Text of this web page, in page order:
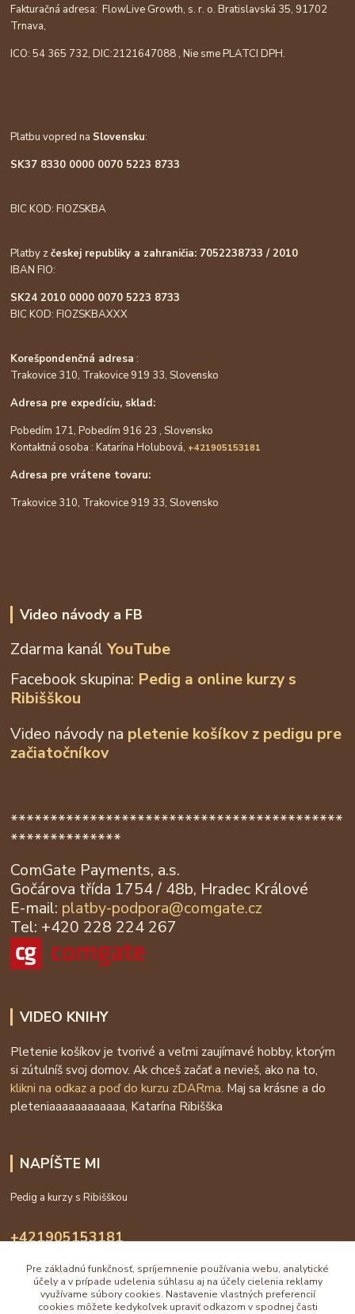
Fakturačná adresa: FlowLive Growth, s. r. o. Bratislavská 35, 91702
Trnava,
ICO: 54 365 732, DIC:2121647088 , Nie sme PLATCI DPH.
Platbu vopred na Slovensku:
SK37 8330 0000 0070 5223 8733
BIC KOD: FIOZSKBA
Platby zčeskej republiky a zahraničia: 7052238733 / 2010
IBAN FIO:
SK24 2010 0000 0070 5223 8733
BIC KOD: FIOZSKBAXXX
Korešpondenčná adresa :
Trakovice 310, Trakovice 919 33, Slovensko
Adresa pre expedíciu, sklad:
Pobedím 171, Pobedím 916 23 , Slovensko
Kontaktná osoba : Katarína Holubová, +421905153181
Adresa pre vrátene tovaru:
Trakovice 310, Trakovice 919 33, Slovensko
Video návody a FB
Zdarma kanálYouTube
Facebook skupina: Pedig a online kurzy s
Ribišškou
Video návody na pletenie košíkov z pedigu pre
začiatočníkov
******************************************
**************
ComGate Payments, a.s.
Gočárova třída 1754 / 48b, Hradec Králové
E-mail: platby-podpora@comgate.cz
Tel: +420 228 224 267
VIDEO KNIHY
Pletenie košíkov je tvorivé a veľmi zaujímavé hobby, ktorým
si zútulníš svoj domov. Ak chceš začať a nevieš, ako na to,
klikni na odkaz a poď do kurzu zDARma. Maj sa krásne a do
pleteniaaaaaaaaaaaa, Katarína Ribišška
NAPÍŠTE MI
Pedig a kurzy s Ribišškou
+421905153181
info@katarinaholub.sk
Pre základnú funkčnosť, spríjemnenie používania webu, analytické
účely a v prípade udelenia súhlasu aj na účely cielenia reklamy
využívame súbory cookies. Nastavenie vlastných preferencií
cookies môžete kedykoľvek upraviť odkazom v spodnej časti